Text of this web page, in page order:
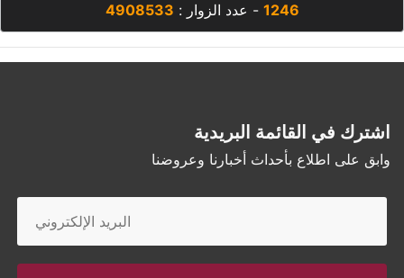
1246 - عدد الزوار : 4908533
اشترك في القائمة البريدية
وابق على اطلاع بأحداث أخبارنا وعروضنا